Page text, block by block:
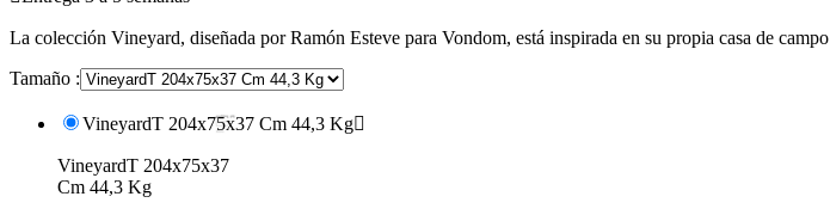
La colección Vineyard, diseñada por Ramón Esteve para Vondom, está inspirada en su propia casa de campo
Tamaño :
VineyardT 204x75x37 Cm 44,3 Kg
VineyardT 204x75x37
Cm 44,3 Kg